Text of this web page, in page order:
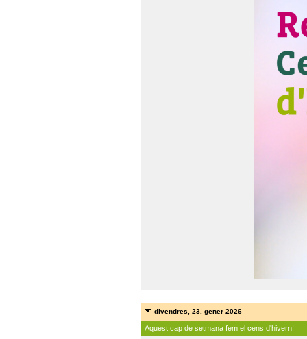
divendres, 23. gener 2026
Aquest cap de setmana fem el cens d'hivern!